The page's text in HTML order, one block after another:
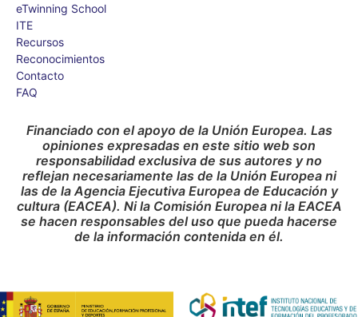
eTwinning School
ITE
Recursos
Reconocimientos
Contacto
FAQ
Financiado con el apoyo de la Unión Europea. Las
opiniones expresadas en este sitio web son
responsabilidad exclusiva de sus autores y no
reflejan necesariamente las de la Unión Europea ni
las de la Agencia Ejecutiva Europea de Educación y
cultura (EACEA). Ni la Comisión Europea ni la EACEA
se hacen responsables del uso que pueda hacerse
de la información contenida en él.